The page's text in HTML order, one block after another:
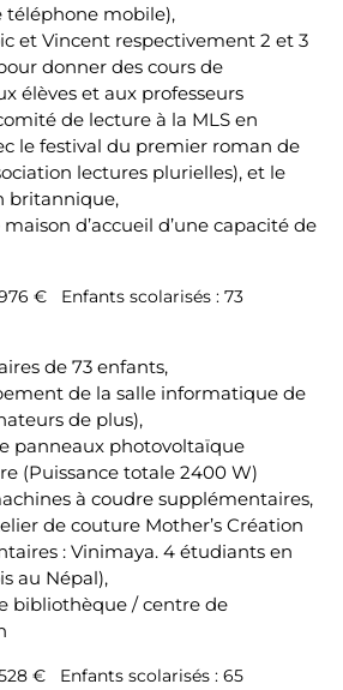
téléphone mobile),
et Vincent respectivement 2 et 3
donner des cours de
élèves et aux professeurs
de lecture à la MLS en
le festival du premier roman de
lectures plurielles), et le
britannique,
d’accueil d’une capacité de
€ Enfants scolarisés : 73
de 73 enfants,
de la salle informatique de
de plus),
panneaux photovoltaïque
(Puissance totale 2400 W)
à coudre supplémentaires,
de couture Mother’s Création
: Vinimaya. 4 étudiants en
au Népal),
bibliothèque / centre de
€ Enfants scolarisés : 65